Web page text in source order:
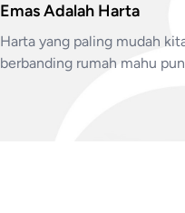
Emas Adalah Harta
Harta yang paling mudah
berbanding rumah mahu